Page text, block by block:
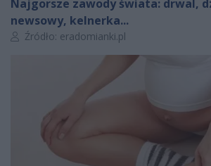
Najgorsze zawody świata: drwal,
newsowy, kelnerka...
Autor artykułu:
Źródło: eradomianki.pl